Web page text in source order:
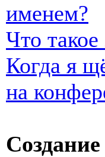
именем?
Что
Когда я
на